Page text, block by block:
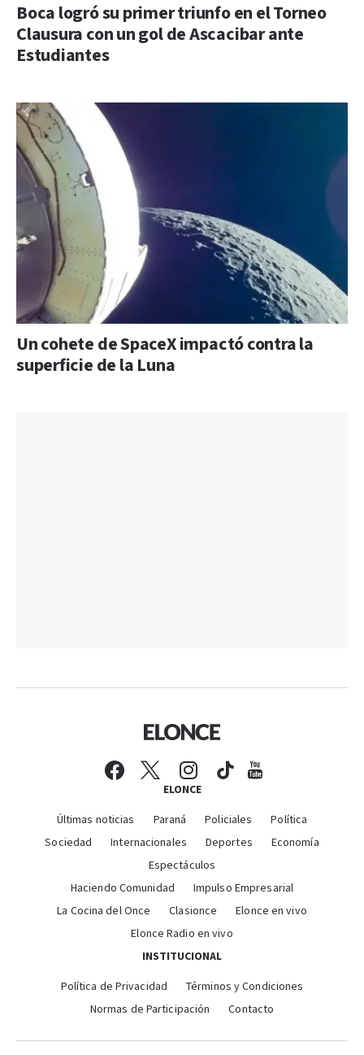
Boca logró su primer triunfo en el Torneo
Clausura con un gol de Ascacibar ante
Estudiantes
Un cohete de SpaceX impactó contra la
superficie de la Luna
ELONCE
Últimas noticias Paraná Policiales
Política
Sociedad
Internacionales Deportes
Economía
Espectáculos
Haciendo Comunidad
Impulso Empresarial
La Cocina del Once
Clasionce
Elonce en vivo
Elonce Radio en vivo
INSTITUCIONAL
Política de Privacidad
Términos y Condiciones
Normas de Participación
Contacto